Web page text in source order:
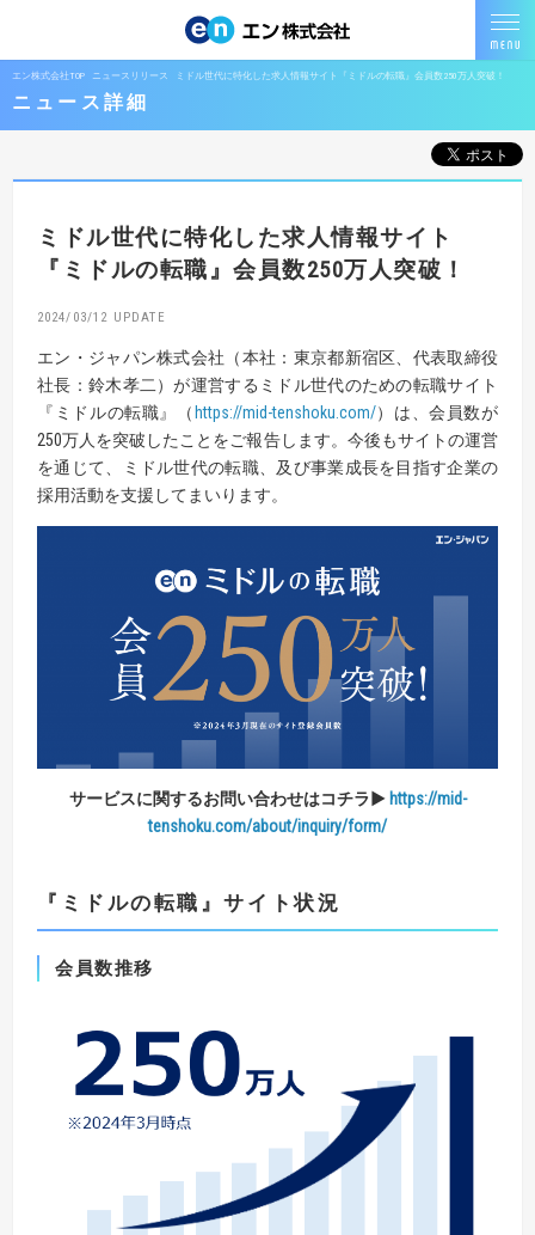
エン株式会社TOP ニュースリリース ミドル世代に特化した求人情報サイト『ミドルの転職』会員数250万人突破！
ニュース詳細
ミドル世代に特化した求人情報サイト
『ミドルの転職』会員数250万人突破！
2024/03/12
エン・ジャパン株式会社（本社：東京都新宿区、代表取締役
社長：鈴木孝二）が運営するミドル世代のための転職サイト
『ミドルの転職』（ https://mid-tenshoku.com/）は、会員数が
250万人を突破したことをご報告します。今後もサイトの運営
を通じて、ミドル世代の転職、及び事業成⾧を目指す企業の
採用活動を支援してまいります。
サービスに関するお問い合わせはコチラ▶https://mid-
tenshoku.com/about/inquiry/form/
『ミドルの転職』サイト状況
会員数推移